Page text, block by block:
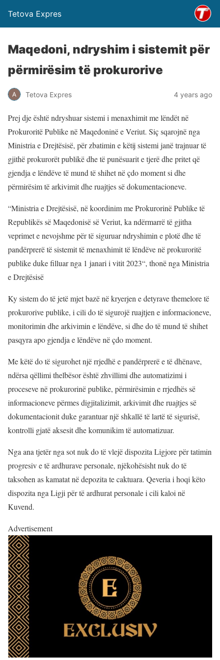
Tetova Expres
Maqedoni, ndryshim i sistemit për
përmirësim të prokurorive
Tetova Expres 4 years ago
Prej dje është ndryshuar sistemi i menaxhimit me lëndët në
Prokuroritë Publike në Maqedoninë e Veriut. Siç sqarojnë nga
Ministria e Drejtësisë, për zbatimin e këtij sistemi janë trajnuar të
gjithë prokurorët publikë dhe të punësuarit e tjerë dhe pritet që
gjendja e lëndëve të mund të shihet në çdo moment si dhe
përmirësim të arkivimit dhe ruajtjes së dokumentacioneve.
“Ministria e Drejtësisë, në koordinim me Prokurorinë Publike të
Republikës së Maqedonisë së Veriut, ka ndërmarrë të gjitha
veprimet e nevojshme për të siguruar ndryshimin e plotë dhe të
pandërprerë të sistemit të menaxhimit të lëndëve në prokuroritë
publike duke filluar nga 1 janari i vitit 2023“, thonë nga Ministria
e Drejtësisë
Ky sistem do të jetë mjet bazë në kryerjen e detyrave themelore të
prokurorive publike, i cili do të sigurojë ruajtjen e informacioneve,
monitorimin dhe arkivimin e lëndëve, si dhe do të mund të shihet
pasqyra apo gjendja e lëndëve në çdo moment.
Me këtë do të sigurohet një rrjedhë e pandërprerë e të dhënave,
ndërsa qëllimi thelbësor është zhvillimi dhe automatizimi i
proceseve në prokurorinë publike, përmirësimin e rrjedhës së
informacioneve përmes digjitalizimit, arkivimit dhe ruajtjes së
dokumentacionit duke garantuar një shkallë të lartë të sigurisë,
kontrolli gjatë aksesit dhe komunikim të automatizuar.
Nga ana tjetër nga sot nuk do të vlejë dispozita Ligjore për tatimin
progresiv e të ardhurave personale, njëkohësisht nuk do të
taksohen as kamatat në depozita te caktuara. Qeveria i hoqi këto
dispozita nga Ligji për të ardhurat personale i cili kaloi në
Kuvend.
Advertisement